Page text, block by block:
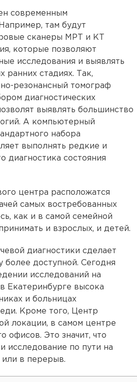
современным
там будут
сканеры МРТ и КТ
которые позволяют
исследования и выявлять
ранних стадиях. Так,
резонансный томограф
диагностических
выявлять большинство
А компьютерный
набора
выполнять редкие и
диагностика состояния
центра расположатся
самых востребованных
как и в самой семейной
и взрослых, и детей.
диагностики сделает
более доступной. Сегодня
исследований на
Екатеринбурге высока
и больницах
Кроме того, Центр
локации, в самом центре
офисов. Это значит, что
исследование по пути на
или в перерыв.